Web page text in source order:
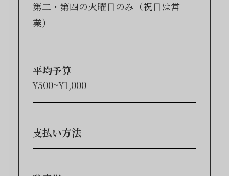
第二・第四の火曜日のみ（祝日は営
業）
平均予算
¥500~¥1,000
支払い方法